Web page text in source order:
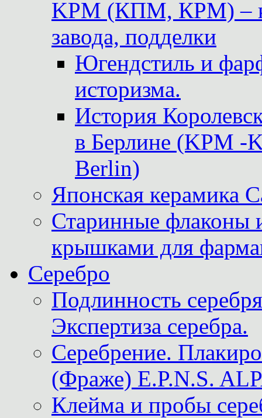
KPM (КПМ, КРМ) –
завода, подделки
Югендстиль и
историзма.
История
в Берлине (KPM -
Berlin)
Японская керамика
Старинные флаконы
крышками для
Серебро
Подлинность
Экспертиза серебра.
Серебрение.
(Фраже) E.P.N.S.
Клейма и пробы